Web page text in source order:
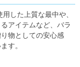
した上質な最中や、
アイテムなど、バラ
物としての安心感
す。